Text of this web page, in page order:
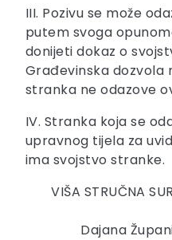
III. Pozivu se može
putem svoga
donijeti dokaz o
Građevinska dozvola
stranka ne odazove
IV. Stranka koja se
upravnog tijela za
ima svojstvo stranke.
VIŠA STRUČNA
Dajana